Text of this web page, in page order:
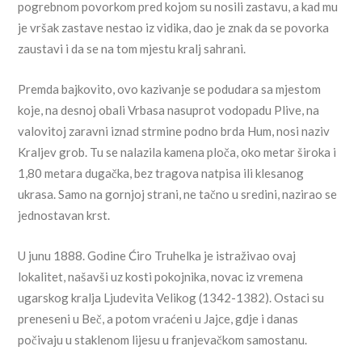
pogrebnom povorkom pred kojom su nosili zastavu, a kad mu
je vršak zastave nestao iz vidika, dao je znak da se povorka
zaustavi i da se na tom mjestu kralj sahrani.
Premda bajkovito, ovo kazivanje se podudara sa mjestom
koje, na desnoj obali Vrbasa nasuprot vodopadu Plive, na
valovitoj zaravni iznad strmine podno brda Hum, nosi naziv
Kraljev grob. Tu se nalazila kamena ploča, oko metar široka i
1,80 metara dugačka, bez tragova natpisa ili klesanog
ukrasa. Samo na gornjoj strani, ne tačno u sredini, nazirao se
jednostavan krst.
U junu 1888. Godine Ćiro Truhelka je istraživao ovaj
lokalitet, našavši uz kosti pokojnika, novac iz vremena
ugarskog kralja Ljudevita Velikog (1342-1382). Ostaci su
preneseni u Beč, a potom vraćeni u Jajce, gdje i danas
počivaju u staklenom lijesu u franjevačkom samostanu.